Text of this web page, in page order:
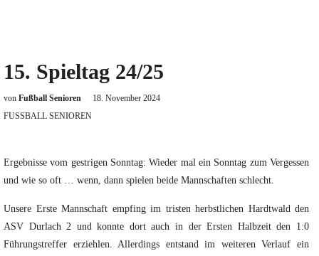
15. Spieltag 24/25
von Fußball Senioren
18. November 2024
FUSSBALL SENIOREN
Ergebnisse vom gestrigen Sonntag: Wieder mal ein Sonntag zum Vergessen
und wie so oft … wenn, dann spielen beide Mannschaften schlecht.
Unsere Erste Mannschaft empfing im tristen herbstlichen Hardtwald den
ASV Durlach 2 und konnte dort auch in der Ersten Halbzeit den 1:0
Führungstreffer erziehlen. Allerdings entstand im weiteren Verlauf ein